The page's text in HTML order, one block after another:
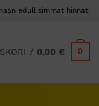
edullisimmat hinnat!
/ 0,00€ 0